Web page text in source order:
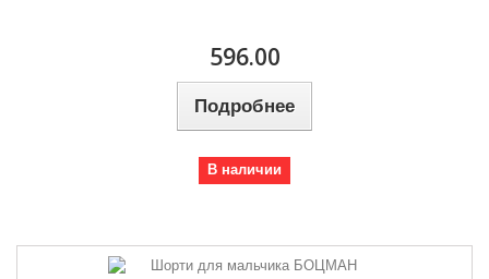
596.00
Подробнее
В наличии